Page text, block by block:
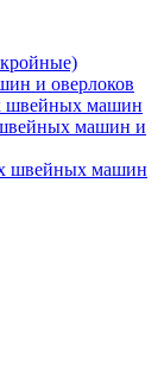
и оверлоков
швейных машин
машин и
швейных машин